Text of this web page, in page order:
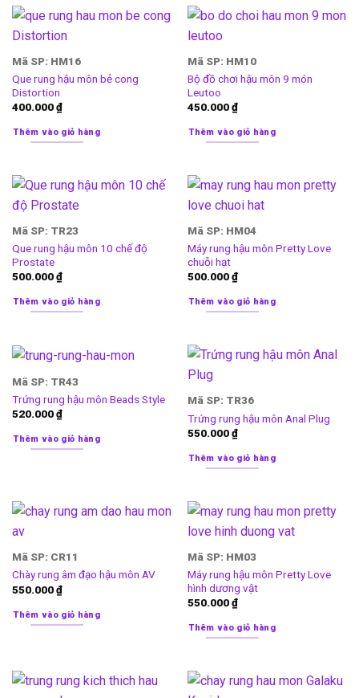
Mã SP: HM16
Que rung hậu môn bẻ cong
Distortion
400.000₫
Thêm vào giỏ hàng
Mã SP: HM10
Bộ đồ chơi hậu môn 9 món
Leutoo
450.000₫
Thêm vào giỏ hàng
Mã SP: TR23
Que rung hậu môn 10 chế độ
Prostate
500.000₫
Thêm vào giỏ hàng
Mã SP: HM04
Máy rung hậu môn Pretty Love
chuỗi hạt
500.000₫
Thêm vào giỏ hàng
Mã SP: TR43
Trứng rung hậu môn Beads Style
520.000₫
Thêm vào giỏ hàng
Mã SP: TR36
Trứng rung hậu môn Anal Plug
550.000₫
Thêm vào giỏ hàng
Mã SP: CR11
Chày rung âm đạo hậu môn AV
550.000₫
Thêm vào giỏ hàng
Mã SP: HM03
Máy rung hậu môn Pretty Love
hình dương vật
550.000₫
Thêm vào giỏ hàng